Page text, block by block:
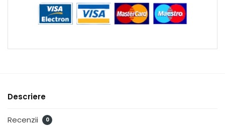
Descriere
Recenzii 0